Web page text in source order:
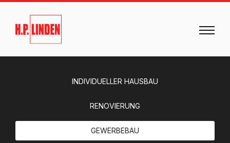
INDIVIDUELLER HAUSBAU
RENOVIERUNG
GEWERBEBAU